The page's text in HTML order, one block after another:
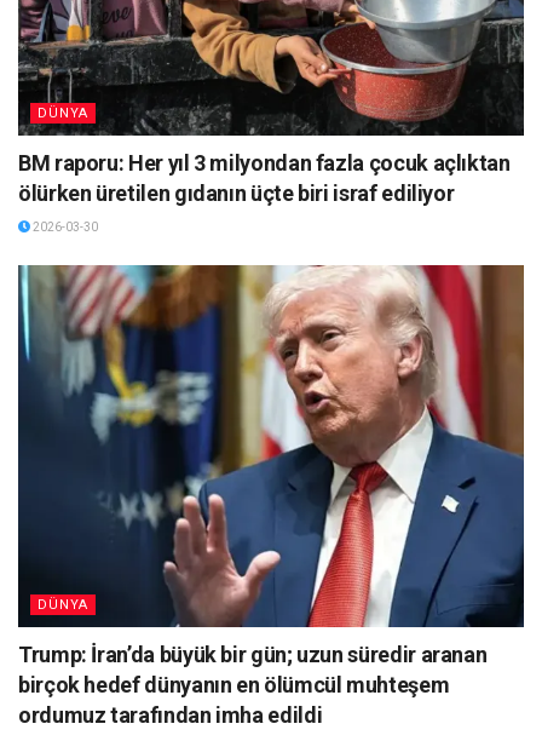
DÜNYA
BM raporu: Her yıl 3 milyondan fazla çocuk açlıktan
ölürken üretilen gıdanın üçte biri israf ediliyor
2026-03-30
DÜNYA
Trump: İran’da büyük bir gün; uzun süredir aranan
birçok hedef dünyanın en ölümcül muhteşem
ordumuz tarafından imha edildi